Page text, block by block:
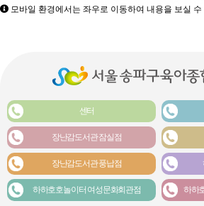
모바일 환경에서는 좌우로 이동하여 내용을 보실 수
센터
장난감도서관 잠실점
장난감도서관 풍납점
하하호호놀이터 여성문화회관점 하하